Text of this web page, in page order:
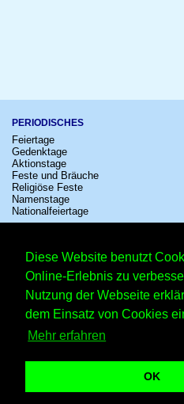
Diese Website benutzt
Online-Erlebnis zu
Nutzung der Webseite
dem Einsatz von Cookies
Mehr erfahren
OK
PERIODISCHES
Feiertage
Gedenktage
Aktionstage
Feste und Bräuche
Religiöse Feste
Namenstage
Nationalfeiertage
Konzerte
Kinostarts
Festivals
Fußball
Comedy
Shows
Startseite–Kalender–Lexikon–
Maifeiertag – Copyright ©